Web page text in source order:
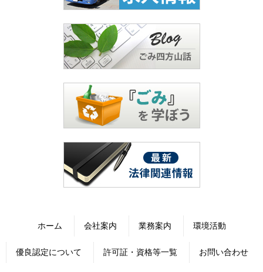
ホーム 会社案内 業務案内 環境活動
優良認定について 許可証・資格等一覧 お問い合わせ